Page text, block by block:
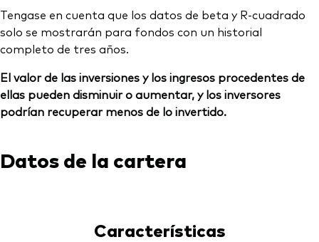
Tengase en cuenta que los datos de beta y R-cuadrado
solo se mostrarán para fondos con un historial
completo de tres años.
El valor de las inversiones y los ingresos procedentes de
ellas pueden disminuir o aumentar, y los inversores
podrían recuperar menos de lo invertido.
Datos de la cartera
Características